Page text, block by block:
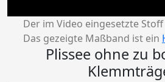
Der im Video eingesetzte
Das gezeigte Maßband ist ein
Plissee ohne zu